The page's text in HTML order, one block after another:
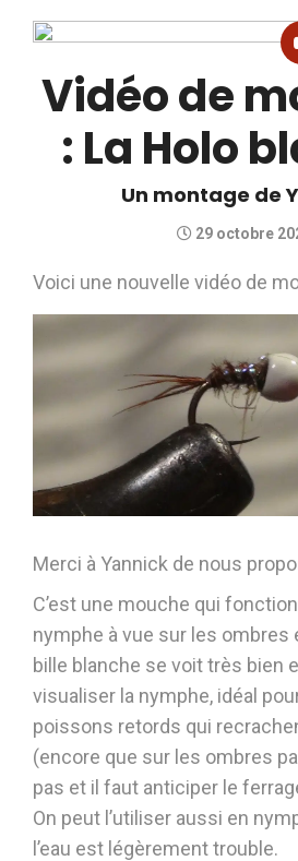
Vidéo de
: La Holo
Un montage de
29 octobre
Voici une nouvelle vidéo de
Merci à Yannick de nous
C’est une mouche qui
nymphe à vue sur les ombres
bille blanche se voit très bien
visualiser la nymphe, idéal
poissons retords qui
(encore que sur les ombres
pas et il faut anticiper le
On peut l’utiliser aussi en
l’eau est légèrement trouble.